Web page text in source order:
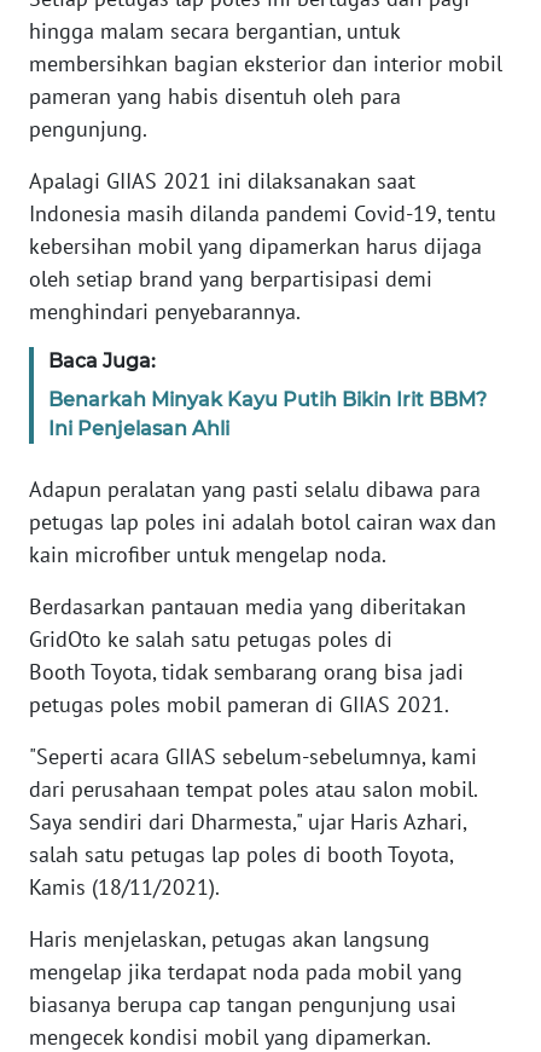
hingga malam secara bergantian, untuk
membersihkan bagian eksterior dan interior mobil
pameran yang habis disentuh oleh para
pengunjung.
Apalagi GIIAS 2021 ini dilaksanakan saat
Indonesia masih dilanda pandemi Covid-19, tentu
kebersihan mobil yang dipamerkan harus dijaga
oleh setiap brand yang berpartisipasi demi
menghindari penyebarannya.
Baca Juga:
Benarkah Minyak Kayu Putih Bikin Irit BBM?
Ini Penjelasan Ahli
Adapun peralatan yang pasti selalu dibawa para
petugas lap poles ini adalah botol cairan wax dan
kain microfiber untuk mengelap noda.
Berdasarkan pantauan media yang diberitakan
GridOto ke salah satu petugas poles di
Booth Toyota, tidak sembarang orang bisa jadi
petugas poles mobil pameran di GIIAS 2021.
"Seperti acara GIIAS sebelum-sebelumnya, kami
dari perusahaan tempat poles atau salon mobil.
Saya sendiri dari Dharmesta," ujar Haris Azhari,
salah satu petugas lap poles di booth Toyota,
Kamis (18/11/2021).
Haris menjelaskan, petugas akan langsung
mengelap jika terdapat noda pada mobil yang
biasanya berupa cap tangan pengunjung usai
mengecek kondisi mobil yang dipamerkan.
JABAR
WN
BANTEN
NTT
WN
KEPRI
PAPUA
WN
BARAT
WN
RIAU
WN
WN
SULTRA
WN
NTB
WN
SULTENG